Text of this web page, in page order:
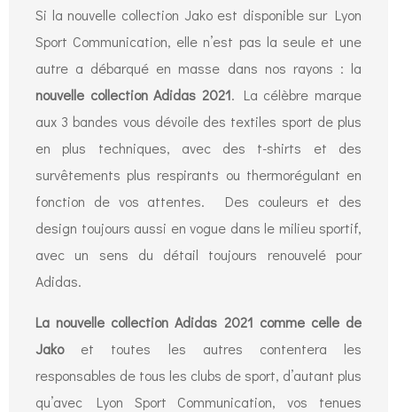
Si la nouvelle collection Jako est disponible sur Lyon
Sport Communication, elle n’est pas la seule et une
autre a débarqué en masse dans nos rayons : la
nouvelle collection Adidas 2021. La célèbre marque
aux 3 bandes vous dévoile des textiles sport de plus
en plus techniques, avec des t-shirts et des
survêtements plus respirants ou thermorégulant en
fonction de vos attentes. Des couleurs et des
design toujours aussi en vogue dans le milieu sportif,
avec un sens du détail toujours renouvelé pour
Adidas.
La nouvelle collection Adidas 2021 comme celle de
Jakoet toutes les autres contentera les
responsables de tous les clubs de sport, d’autant plus
qu’avec Lyon Sport Communication, vos tenues